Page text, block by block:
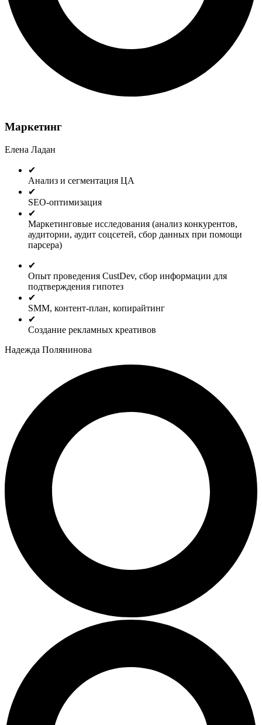
Маркетинг
Елена Ладан
✔
Анализ и сегментация ЦА
✔
SEO-оптимизация
✔
Маркетинговые исследования (анализ конкурентов,
аудитории, аудит соцсетей, сбор данных при помощи
парсера)
✔
Опыт проведения CustDev, сбор информации для
подтверждения гипотез
✔
SMM, контент-план, копирайтинг
✔
Создание рекламных креативов
Надежда Полянинова